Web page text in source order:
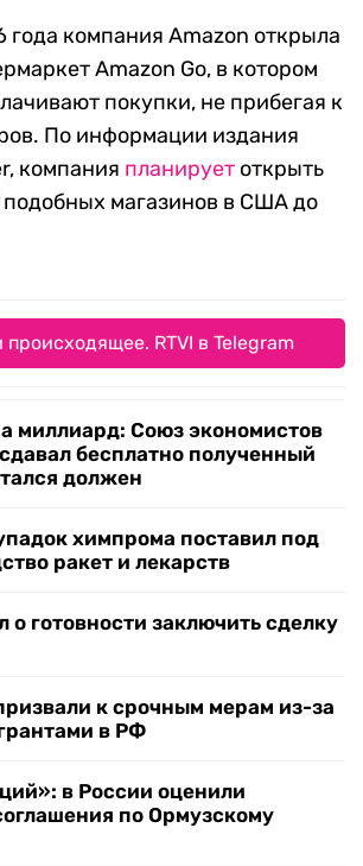
года компания Amazon открыла
Amazon Go, в котором
покупки, не прибегая к
По информации издания
компания планирует открыть
магазинов в США до
RTVI в Telegram
миллиард: Союз экономистов
бесплатно полученный
должен
химпрома поставил под
ракет и лекарств
о готовности заключить сделку
к срочным мерам из-за
в РФ
в России оценили
по Ормузскому